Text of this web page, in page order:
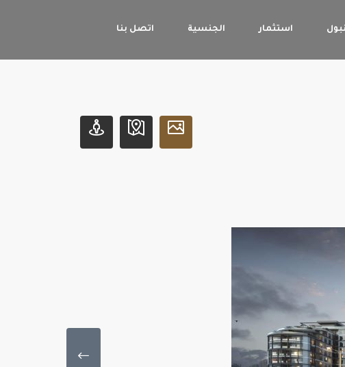
استثمار الجنسية اتصل بنا